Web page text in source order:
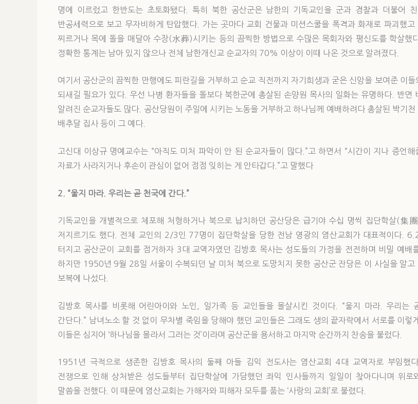
명에 이르렀고 한반도는 초토화됐다. 특히 북한 공산군은 남한의 기독교인을 군과 경찰과 더불어 친
반공세력으로 보고 무자비하게 탄압했다. 가는 곳마다 교회 건물과 미션스쿨을 폭격과 화재로 파괴했고
찌르거나 목에 돌을 매달아 수장(水葬)시키는 등의 끔찍한 방법으로 수많은 목회자와 평신도를 학살했
정확한 통계는 남아 있지 않으나 전체 남한개신교 순교자의 70% 이상이 이때 나온 것으로 알려졌다.
여기서 공산군의 끔찍한 만행에도 피란길을 거부하고 순교 직전까지 자기희생과 굳은 신앙을 보여준 이들
되새길 필요가 있다. 우선 나병 환자들을 돌보다 북한군에 총살된 손양원 목사의 일화는 유명하다. 반면
알려진 순교자들도 많다. 공산당원이 주일에 시키는 노동을 거부하고 하나님께 예배하려다 총살된 박기천
배추달 집사 등이 그 예다.
고신대 이상규 명예교수는 “아직도 미처 파악이 안 된 순교자들이 많다.”고 하면서 “시간이 지나 증언해
자료가 사라지거나 후손이 관심이 없어 점점 잊히는 게 안타갑다.”고 말했다
2. “울지 마라. 우리는 곧 천국에 간다.”
기독교인을 개별적으로 체포해 처형하거나 북으로 납치하던 공산당은 급기야 수십 명씩 집단학살(集
저지르기도 했다. 전체 교인의 2/3인 77명이 집단학살을 당한 전남 영광의 염산교회가 대표적이다.
터지고 공산군이 교회를 점거하자 3대 교역자였던 김방호 목사는 성도들의 가정을 전전하며 비밀 예배
하지만 1950년 9월 28일 서울이 수복되던 날 미처 북으로 도망치지 못한 공산군 잔당은 이 사실을 알고
보복에 나섰다.
김방호 목사를 비롯해 어린아이와 노인, 일가족 등 교인들을 몰살시킨 것이다. “울지 마라. 우리는
간단다.” 남녀노소 할 것 없이 무차별 죽임을 당해야 했던 교인들은 그래도 생의 끝자락에서 서로를 이렇
이들은 심지어 ‘하나님을 몰라서 그러는 것’이라며 공산군을 용서하고 마지막 순간까지 찬송을 불렀다.
1951년 극적으로 생존한 김방호 목사의 둘째 아들 김익 전도사는 염산교회 4대 교역자로 부임했
전쟁으로 인해 상처받은 성도들부터 집단학살에 가담했던 좌익 인사들까지 일일이 찾아다니며 위로
말씀을 전했다. 이 때문에 염산교회는 가해자와 피해자 모두를 품는 ‘사랑의 교회’로 불렸다.